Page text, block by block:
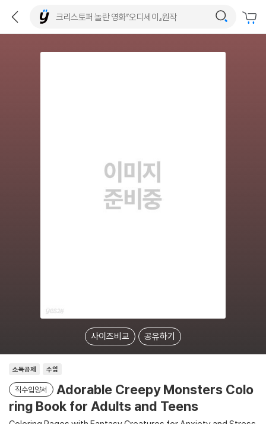
사이즈비교 공유하기
소득공제 수입
직수입양서
Adorable Creepy Monsters Colo
ring Book for Adults and Teens